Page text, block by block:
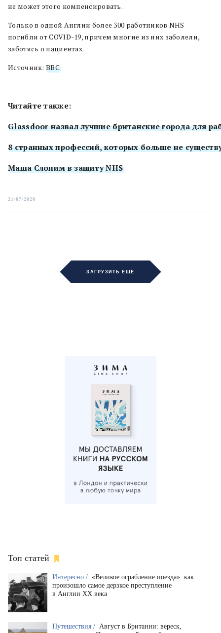
не может этого компенсировать.
Только в одной Англии более 300 работников NHS
погибли от COVID-19, причем многие из них заболели,
заботясь о пациентах.
Источник: BBC
Читайте также:
Glassdoor назвал лучшие британские города для
8 странных профессий, которых больше не
Маша Слоним в защиту NHS
21/07/2020
ЗАГРУЗИТЬ ЕЩЁ
Топ статей
Интересно / «Великое ограбление поезда»: как
произошло самое дерзкое преступление
в Англии XX века
Путешествия / Август в Британии: вереск,